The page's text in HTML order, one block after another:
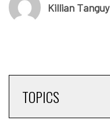
Killian Tanguy
TOPICS